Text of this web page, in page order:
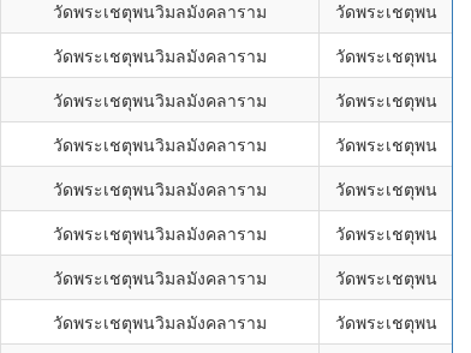
วัดพระเชตุพนวิมลมังคลาราม
วัดพระเชตุพน
วัดพระเชตุพนวิมลมังคลาราม
วัดพระเชตุพน
วัดพระเชตุพนวิมลมังคลาราม
วัดพระเชตุพน
วัดพระเชตุพนวิมลมังคลาราม
วัดพระเชตุพน
วัดพระเชตุพนวิมลมังคลาราม
วัดพระเชตุพน
วัดพระเชตุพนวิมลมังคลาราม
วัดพระเชตุพน
วัดพระเชตุพนวิมลมังคลาราม
วัดพระเชตุพน
วัดพระเชตุพนวิมลมังคลาราม
วัดพระเชตุพน